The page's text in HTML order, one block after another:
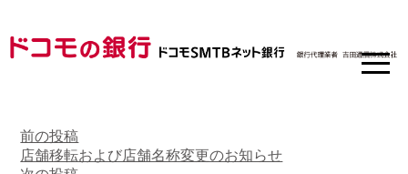
投
前の投稿前
の
店舗移転および店舗名称変更のお知らせ